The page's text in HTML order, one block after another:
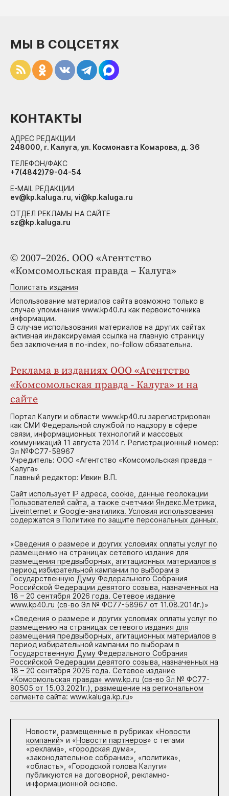
© 2007–2026. ООО «Агентство
«Комсомольская правда – Калуга»
Полистать издания
Использование материалов сайта возможно только в
случае упоминания www.kp40.ru как первоисточника
информации.
В случае использования материалов на других сайтах
активная индексируемая ссылка на главную страницу
без заключения в no-index, no-follow обязательна.
Реклама в изданиях ООО «Агентство
«Комсомольская правда - Калуга» и на
сайте
Портал Калуги и области www.kp40.ru зарегистрирован
как СМИ Федеральной службой по надзору в сфере
связи, информационных технологий и массовых
коммуникаций 11 августа 2014 г. Регистрационный номер:
Эл №ФС77-58967
Учредитель: ООО «Агентство «Комсомольская правда –
Калуга»
Главный редактор: Ивкин В.П.
Сайт использует IP адреса, cookie, данные геолокации
Пользователей сайта, а также счетчики Яндекс.Метрика,
Liveinternet и Google-анатилика. Условия использования
содержатся в Политике по защите персональных данных.
«Сведения о размере и других условиях оплаты услуг по
размещению на страницах сетевого издания для
размещения предвыборных, агитационных материалов в
период избирательной кампании по выборам в
Государственную Думу Федерального Собрания
Российской Федерации девятого созыва, назначенных на
18 – 20 сентября 2026 года. Сетевое издание
www.kp40.ru (св-во Эл № ФС77-58967 от 11.08.2014г.)»
«Сведения о размере и других условиях оплаты услуг по
размещению на страницах сетевого издания для
размещения предвыборных, агитационных материалов в
период избирательной кампании по выборам в
Государственную Думу Федерального Собрания
Российской Федерации девятого созыва, назначенных на
18 – 20 сентября 2026 года. Сетевое издание
«Комсомольская правда» www.kp.ru (св-во Эл № ФС77-
80505 от 15.03.2021г.), размещение на региональном
сегменте сайта: www.kaluga.kp.ru»
Новости, размещенные в рубриках «Новости
компаний» и «Новости партнеров» с тегами
«реклама», «городская дума»,
«законодательное собрание», «политика»,
«область», «Городской голова Калуги»
публикуются на договорной, рекламно-
информационной основе.
МЫ В СОЦСЕТЯХ
КОНТАКТЫ
АДРЕС РЕДАКЦИИ
248000, г. Калуга, ул. Космонавта Комарова, д. 36
ТЕЛЕФОН/ФАКС
+7(4842)79-04-54
E-MAIL РЕДАКЦИИ
ev@kp.kaluga.ru, vi@kp.kaluga.ru
ОТДЕЛ РЕКЛАМЫ НА САЙТЕ
sz@kp.kaluga.ru